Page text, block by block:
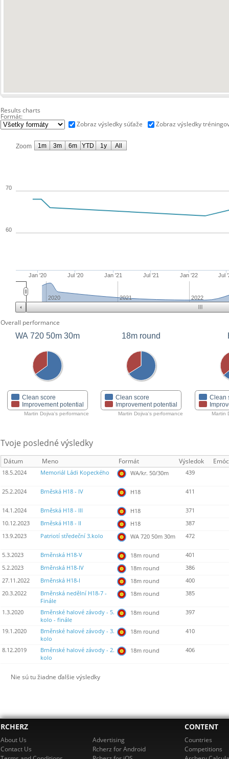
Results charts
Formát:
Zobraz výsledky súťaže
Zobraz výsledky
Zoom
Jan '20 Jul '20 Jan '21 Jul '21 Jan '22 Jul
60
70
2020 2021 2022
1m 3m 6m YTD 1y All
Overall performance
WA 720 50m 30m
Clean score
Improvement potential
Martin Dojiva's performance
18m round
Clean score
Improvement potential
Martin Dojiva's performance
Clean
Martin
Tvoje posledné výsledky
Dátum Meno Formát Výsledok
18.5.2024 Memoriál Ládi Kopeckého WA/kr. 50/30m 439
25.2.2024 Brněská H18 - IV H18 411
14.1.2024 Brněská H18 - III H18
371
10.12.2023
Brněská H18 - II H18
387
13.9.2023
Patriotí středeční 3.kolo WA 720 50m 30m 472
5.3.2023 Brněnská H18-V 18m round
401
5.2.2023
Brněnská H18-IV 18m round
386
27.11.2022
Brněnská H18-I 18m round
400
20.3.2022
Brněnská nedělní H18-7 -
Finále
18m round 385
1.3.2020
Brněnské halové závody - 5.
kolo - finále
18m round 397
19.1.2020
Brněnské halové závody - 3.
kolo
18m round 410
8.12.2019
Brněnské halové závody - 2.
kolo
18m round 406
Nie sú tu žiadne ďalšie výsledky
RCHERZ
About Us
Contact Us
Advertising
Rcherz for Android
CONTENT
Countries
Competitions